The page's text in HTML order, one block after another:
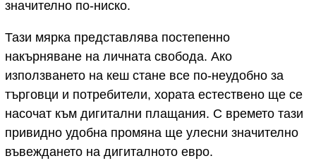
значително по-ниско.
Тази мярка представлява постепенно
накърняване на личната свобода. Ако
използването на кеш стане все по-неудобно за
търговци и потребители, хората естествено ще се
насочат към дигитални плащания. С времето тази
привидно удобна промяна ще улесни значително
въвеждането на дигиталното евро.